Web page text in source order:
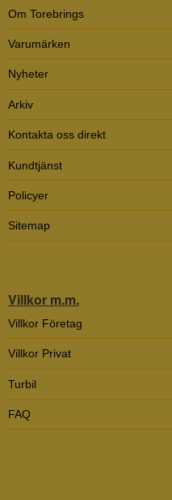
Om Torebrings
Varumärken
Nyheter
Arkiv
Kontakta oss direkt
Kundtjänst
Policyer
Sitemap
Villkor m.m.
Villkor Företag
Villkor Privat
Turbil
FAQ